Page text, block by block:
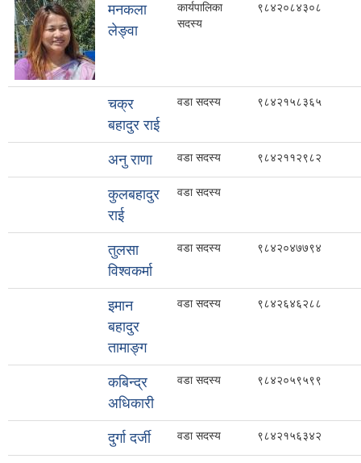
मनकला
लेङ्वा
कार्यपालिका
सदस्य
९८४२०८४३०८
चक्र
बहादुर राई
वडा सदस्य ९८४२१५८३६५
अनु राणा वडा सदस्य ९८४२११२९८२
कुलबहादुर
राई
वडा सदस्य
तुलसा
विश्वकर्मा
वडा सदस्य ९८४२०४७७९४
इमान
बहादुर
तामाङ्ग
वडा सदस्य ९८४२६४६२८८
कबिन्द्र
अधिकारी
वडा सदस्य ९८४२०५९५९९
दुर्गा दर्जी वडा सदस्य ९८४२१५६३४२